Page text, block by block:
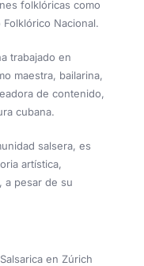
folklóricas como
Nacional.
trabajado en
maestra, bailarina,
de contenido,
cubana.
salsera, es
artística,
a pesar de su
en Zúrich